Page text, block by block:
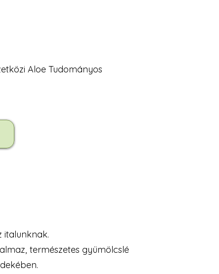
Aloe Tudományos
italunknak.
természetes gyümölcslé